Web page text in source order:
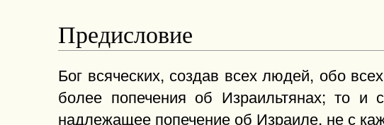
Предисловие
Бог всяческих, создав всех людей, обо
более попечения об Израильтянах; то
надлежащее попечение об Израиле, не с